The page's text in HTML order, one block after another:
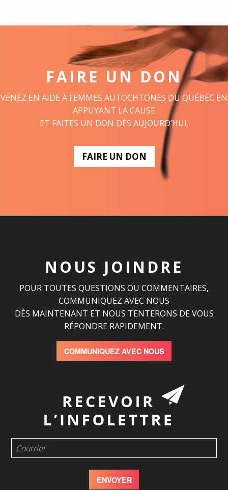
FAIRE UN DON
VENEZ EN AIDE À FEMMES AUTOCHTONES DU QUÉBEC EN
APPUYANT LA CAUSE
ET FAITES UN DON DÈS AUJOURD’HUI.
FAIRE UN DON
NOUS JOINDRE
POUR TOUTES QUESTIONS OU COMMENTAIRES,
COMMUNIQUEZ AVEC NOUS
DÈS MAINTENANT ET NOUS TENTERONS DE VOUS
RÉPONDRE RAPIDEMENT.
COMMUNIQUEZ AVEC NOUS